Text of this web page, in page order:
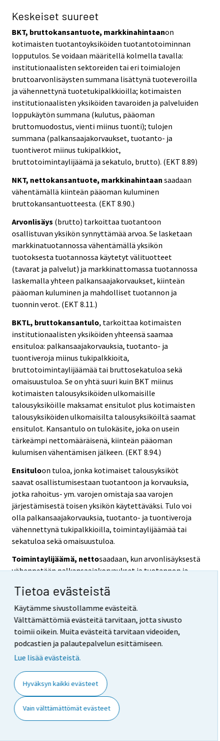
Tietoa evästeistä
Käytämme sivustollamme evästeitä.
Välttämättömiä evästeitä tarvitaan, jotta sivusto
toimii oikein. Muita evästeitä tarvitaan videoiden,
podcastien ja palautepalvelun esittämiseen.
Lue lisää evästeistä.
Hyväksyn kaikki evästeet
Vain välttämättömät evästeet
Keskeiset suureet
BKT, bruttokansantuote, markkinahintaanon
kotimaisten tuotantoyksiköiden tuotantotoiminnan
lopputulos. Se voidaan määritellä kolmella tavalla:
institutionaalisten sektoreiden tai eri toimialojen
bruttoarvonlisäysten summana lisättynä tuoteveroilla
ja vähennettynä tuotetukipalkkioilla; kotimaisten
institutionaalisten yksiköiden tavaroiden ja palveluiden
loppukäytön summana (kulutus, pääoman
bruttomuodostus, vienti miinus tuonti); tulojen
summana (palkansaajakorvaukset, tuotanto- ja
tuontiverot miinus tukipalkkiot,
bruttotoimintaylijäämä ja sekatulo, brutto). (EKT 8.89)
NKT, nettokansantuote, markkinahintaan saadaan
vähentämällä kiinteän pääoman kuluminen
bruttokansantuotteesta. (EKT 8.90.)
Arvonlisäys (brutto) tarkoittaa tuotantoon
osallistuvan yksikön synnyttämää arvoa. Se lasketaan
markkinatuotannossa vähentämällä yksikön
tuotoksesta tuotannossa käytetyt välituotteet
(tavarat ja palvelut) ja markkinattomassa tuotannossa
laskemalla yhteen palkansaajakorvaukset, kiinteän
pääoman kuluminen ja mahdolliset tuotannon ja
tuonnin verot. (EKT 8.11.)
BKTL, bruttokansantulo, tarkoittaa kotimaisten
institutionaalisten yksiköiden yhteensä saamaa
ensituloa: palkansaajakorvauksia, tuotanto- ja
tuontiveroja miinus tukipalkkioita,
bruttotoimintaylijäämää tai bruttosekatuloa sekä
omaisuustuloa. Se on yhtä suuri kuin BKT miinus
kotimaisten talousyksiköiden ulkomaisille
talousyksiköille maksamat ensitulot plus kotimaisten
talousyksiköiden ulkomaisilta talousyksiköiltä saamat
ensitulot. Kansantulo on tulokäsite, joka on usein
tärkeämpi nettomääräisenä, kiinteän pääoman
kulumisen vähentämisen jälkeen. (EKT 8.94.)
Ensituloon tuloa, jonka kotimaiset talousyksiköt
saavat osallistumisestaan tuotantoon ja korvauksia,
jotka rahoitus- ym. varojen omistaja saa varojen
järjestämisestä toisen yksikön käytettäväksi. Tulo voi
olla palkansaajakorvauksia, tuotanto- ja tuontiveroja
vähennettynä tukipalkkioilla, toimintaylijäämää tai
sekatuloa sekä omaisuustuloa.
Toimintaylijäämä, nettosaadaan, kun arvonlisäyksestä
vähennetään palkansaajakorvaukset ja tuotannon ja
pääoman kuluminen. Se on tuotantotoimintojen yli- tai
alijäämä ennen korkoja, maanvuokria tai muita maksuja
ja vastaa tuloa, jonka yksiköt saavat
tuotantovälineidensä omasta käytöstä. (EKT 8.18.)
Sekatuloon kotitaloussektorin yhtiöimättömien
yritysten tulonmuodostustilin tasapainoerä, joka
vastaa korvausta omistajan ja hänen
perheenjäsentensä työstä ja sisältää yrittäjän saaman
voiton. (EKT 8.19.)
Kulutusmenotovat kotimaisten insitutionaalisten